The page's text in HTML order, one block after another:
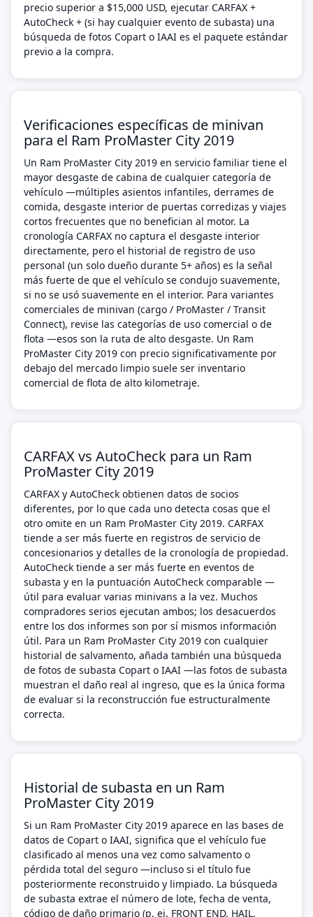
precio superior a $15,000 USD, ejecutar CARFAX +
AutoCheck + (si hay cualquier evento de subasta) una
búsqueda de fotos Copart o IAAI es el paquete estándar
previo a la compra.
Verificaciones específicas de minivan
para el Ram ProMaster City 2019
Un Ram ProMaster City 2019 en servicio familiar tiene el
mayor desgaste de cabina de cualquier categoría de
vehículo —múltiples asientos infantiles, derrames de
comida, desgaste interior de puertas corredizas y viajes
cortos frecuentes que no benefician al motor. La
cronología CARFAX no captura el desgaste interior
directamente, pero el historial de registro de uso
personal (un solo dueño durante 5+ años) es la señal
más fuerte de que el vehículo se condujo suavemente,
si no se usó suavemente en el interior. Para variantes
comerciales de minivan (cargo / ProMaster / Transit
Connect), revise las categorías de uso comercial o de
flota —esos son la ruta de alto desgaste. Un Ram
ProMaster City 2019 con precio significativamente por
debajo del mercado limpio suele ser inventario
comercial de flota de alto kilometraje.
CARFAX vs AutoCheck para un Ram
ProMaster City 2019
CARFAX y AutoCheck obtienen datos de socios
diferentes, por lo que cada uno detecta cosas que el
otro omite en un Ram ProMaster City 2019. CARFAX
tiende a ser más fuerte en registros de servicio de
concesionarios y detalles de la cronología de propiedad.
AutoCheck tiende a ser más fuerte en eventos de
subasta y en la puntuación AutoCheck comparable —
útil para evaluar varias minivans a la vez. Muchos
compradores serios ejecutan ambos; los desacuerdos
entre los dos informes son por sí mismos información
útil. Para un Ram ProMaster City 2019 con cualquier
historial de salvamento, añada también una búsqueda
de fotos de subasta Copart o IAAI —las fotos de subasta
muestran el daño real al ingreso, que es la única forma
de evaluar si la reconstrucción fue estructuralmente
correcta.
Historial de subasta en un Ram
ProMaster City 2019
Si un Ram ProMaster City 2019 aparece en las bases de
datos de Copart o IAAI, significa que el vehículo fue
clasificado al menos una vez como salvamento o
pérdida total del seguro —incluso si el título fue
posteriormente reconstruido y limpiado. La búsqueda
de subasta extrae el número de lote, fecha de venta,
código de daño primario (p. ej. FRONT END, HAIL,